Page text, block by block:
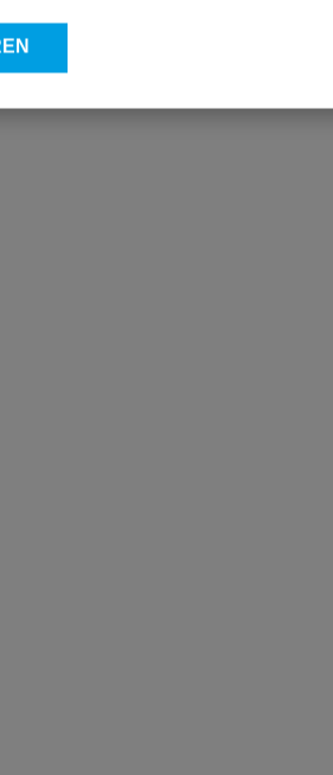
of updaten
voor het restant van dit seizoen.